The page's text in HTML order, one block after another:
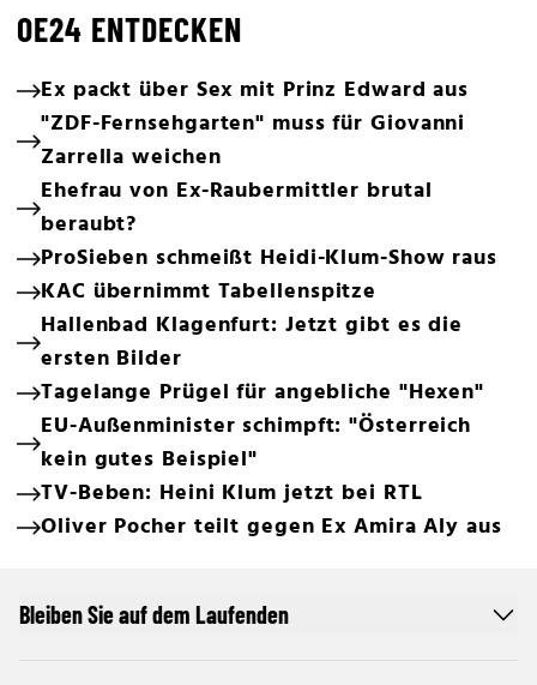
OE24 ENTDECKEN
Ex packt über Sex mit Prinz Edward aus
"ZDF-Fernsehgarten" muss für Giovanni
Zarrella weichen
Ehefrau von Ex-Raubermittler brutal
beraubt?
ProSieben schmeißt Heidi-Klum-Show raus
KAC übernimmt Tabellenspitze
Hallenbad Klagenfurt: Jetzt gibt es die
ersten Bilder
Tagelange Prügel für angebliche "Hexen"
EU-Außenminister schimpft: "Österreich
kein gutes Beispiel"
TV-Beben: Heini Klum jetzt bei RTL
Oliver Pocher teilt gegen Ex Amira Aly aus
Bleiben Sie auf dem Laufenden